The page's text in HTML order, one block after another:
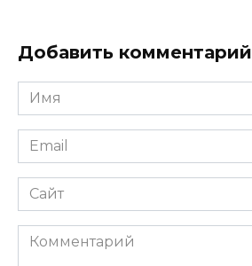
Добавить комментарий
Имя
*
Email
*
Сайт
Комментарий